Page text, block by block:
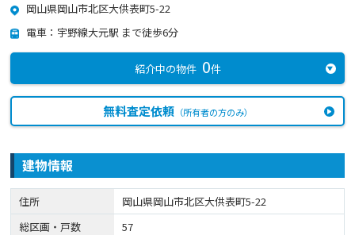
岡山県岡山市北区大供表町5-22
電車：宇野線大元駅 まで徒歩6分
紹介中の物件 0件
無料査定依頼（所有者の方のみ）
建物情報
住所
岡山県岡山市北区大供表町5-22
総区画・戸数
57